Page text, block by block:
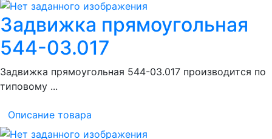
Задвижка прямоугольная
544-03.017
Задвижка прямоугольная 544-03.017 производится по
типовому ...
Описание товара